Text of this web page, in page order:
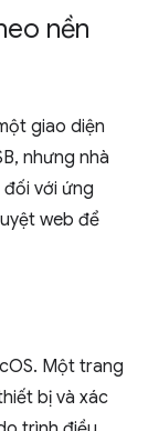
nền
giao diện
nhưng nhà
với ứng
web để
Một trang
bị và xác